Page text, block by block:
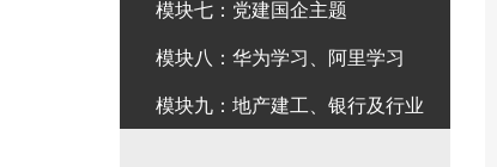
模块七：党建国企主题
模块八：华为学习、阿里学习
模块九：地产建工、银行及行业